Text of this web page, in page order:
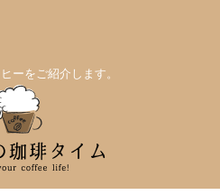
ーをご紹介します。